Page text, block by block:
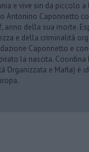
e vive sin da piccolo a
Antonino Caponnetto
della sua morte.
e della criminalità
Caponnetto e
la nascita. Coordina
Organizzata e Mafia) è